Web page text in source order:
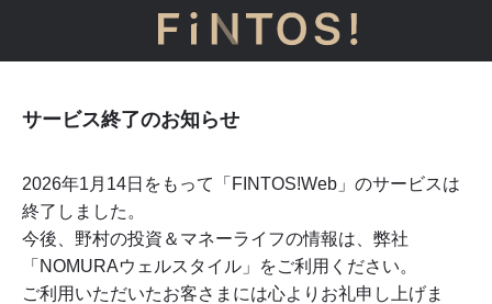
サービス終了のお知らせ
2026年1月14日をもって「FINTOS!Web」のサービスは
終了しました。
今後、野村の投資＆マネーライフの情報は、弊社
「NOMURAウェルスタイル」をご利用ください。
ご利用いただいたお客さまには心よりお礼申し上げま